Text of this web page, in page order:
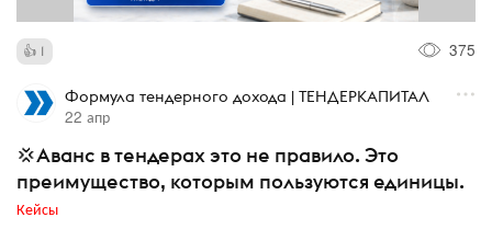
1 375
Формула тендерного дохода | ТЕНДЕРКАПИТАЛ
22 апр
💢Аванс в тендерах это не правило. Это
преимущество, которым пользуются единицы.
Кейсы